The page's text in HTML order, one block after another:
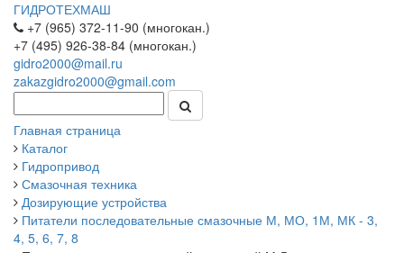
ГИДРОТЕХМАШ
+7 (965) 372-11-90 (многокан.)
+7 (495) 926-38-84 (многокан.)
gidro2000@mail.ru
zakazgidro2000@gmail.com
Главная страница
Каталог
Гидропривод
Смазочная техника
Дозирующие устройства
Питатели последовательные смазочные М, МО, 1М, МК - 3,
4, 5, 6, 7, 8